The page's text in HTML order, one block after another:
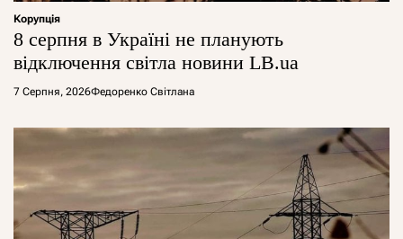
Корупція
8 серпня в Україні не планують
відключення світла новини LB.ua
7 Серпня, 2026Федоренко Світлана